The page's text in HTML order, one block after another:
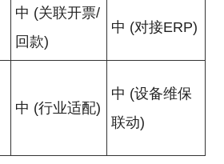
中 (关联开票/
回款)
中 (对接ERP)
中 (行业适配)
中 (设备维保
联动)